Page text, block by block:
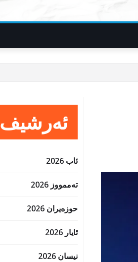
ئەرشیف
ئاب 2026
تەممووز 2026
حوزه‌یران 2026
ئایار 2026
نیسان 2026